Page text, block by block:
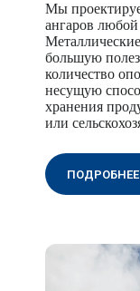
Мы
ангаров
большую
количество
несущую
хранения
или
ПОДРОБНЕЕ